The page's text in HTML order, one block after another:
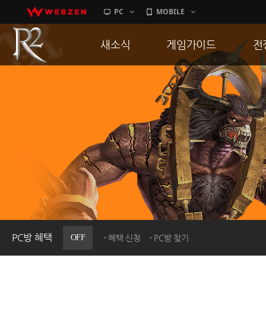
PC MOBILE
PC방 혜택 OFF 혜택 신청 PC방 찾기
새소식
이벤트
히스토리
PC방으로간다
게임가이드
게임 특징
서버가이드
신병훈련소
세부가이드
통합보급센터
전
통
공